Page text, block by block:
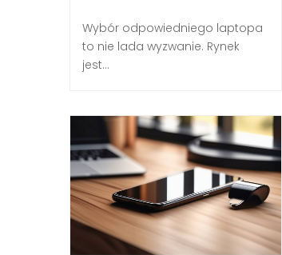
Wybór odpowiedniego laptopa
to nie lada wyzwanie. Rynek
jest...
wzmacniacz TP
si …
Porady
TP Link w domowej sieci? Wzmacniacz
urządzenie dla osób pragnących